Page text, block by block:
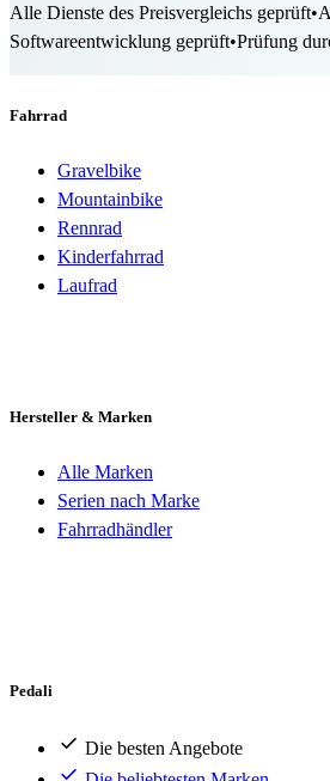
Alle Dienste des Preisvergleichs geprüft•
Softwareentwicklung geprüft•Prüfung
Fahrrad
Gravelbike
Mountainbike
Rennrad
Kinderfahrrad
Laufrad
Hersteller & Marken
Alle Marken
Serien nach Marke
Fahrradhändler
Pedali
Die besten Angebote